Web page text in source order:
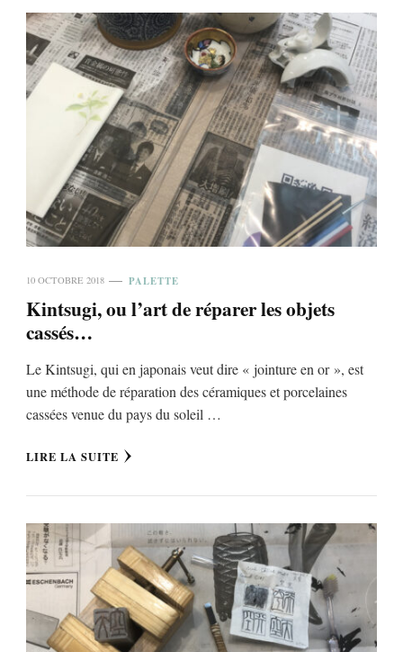
10 OCTOBRE 2018 PALETTE
Kintsugi, ou l’art de réparer les objets
cassés…
Le Kintsugi, qui en japonais veut dire « jointure en or », est
une méthode de réparation des céramiques et porcelaines
cassées venue du pays du soleil …
LIRE LA SUITE